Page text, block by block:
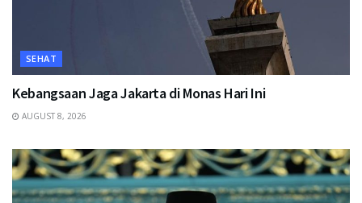
SEHAT
Kebangsaan Jaga Jakarta di Monas Hari Ini
AUGUST 8, 2026